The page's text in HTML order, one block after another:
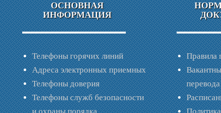
ОСНОВНАЯ
ИНФОРМАЦИЯ
Телефоны горячих линий
Адреса электронных приемных
Телефоны доверия
Телефоны служб безопасности
Правила
перевода